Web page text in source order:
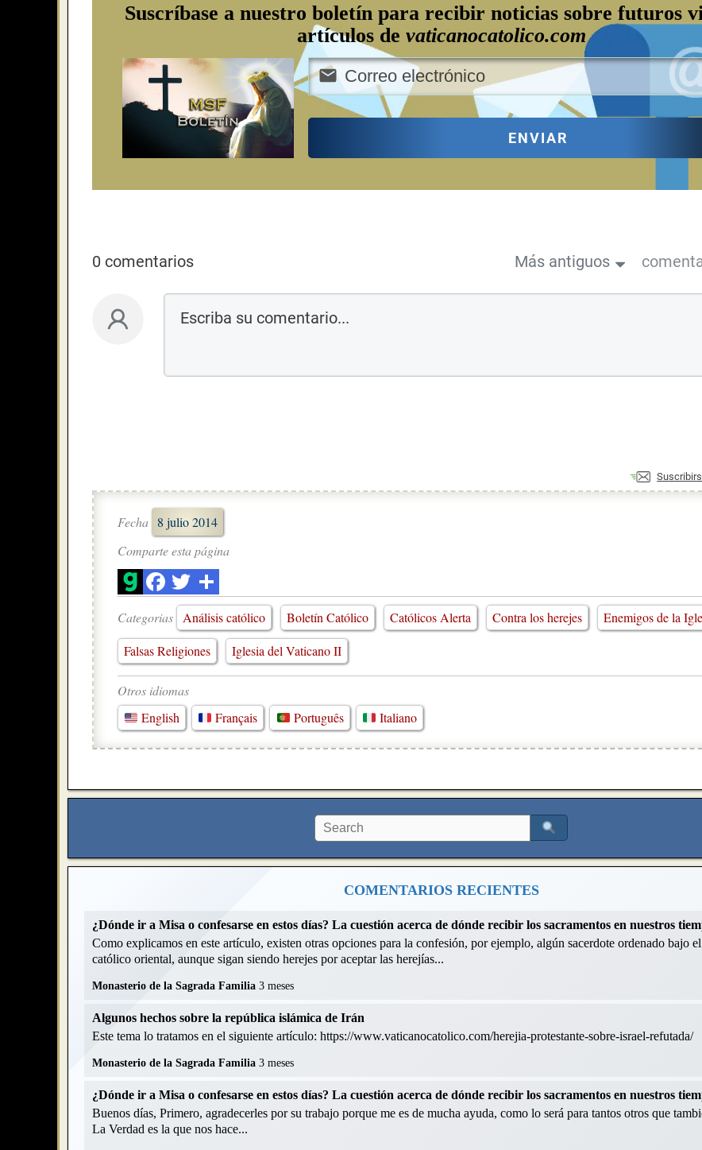
Suscríbase a nuestro boletín para recibir noticias sobre futuros
artículos de vaticanocatolico.com
ENVIAR
0 comentarios Más antiguos
Fecha 8 julio 2014
Comparte esta página
Categorias Análisis católico Boletín Católico Católicos Alerta Contra los herejes
Enemigos de la
Falsas Religiones
Iglesia del Vaticano II
Otros idiomas
English
Français Português Italiano
COMENTARIOS RECIENTES
¿Dónde ir a Misa o confesarse en estos días? La cuestión acerca de dónde recibir los sacramentos en nuestros
Como explicamos en este artículo, existen otras opciones para la confesión, por ejemplo, algún sacerdote ordenado bajo
católico oriental, aunque sigan siendo herejes por aceptar las herejías...
Monasterio de la Sagrada Familia 3 meses
Algunos hechos sobre la república islámica de Irán
Este tema lo tratamos en el siguiente artículo: https://www.vaticanocatolico.com/herejia-protestante-sobre-israel-refutada/
Monasterio de la Sagrada Familia 3 meses
¿Dónde ir a Misa o confesarse en estos días? La cuestión acerca de dónde recibir los sacramentos en nuestros
Buenos días, Primero, agradecerles por su trabajo porque me es de mucha ayuda, como lo será para tantos otros que
La Verdad es la que nos hace...